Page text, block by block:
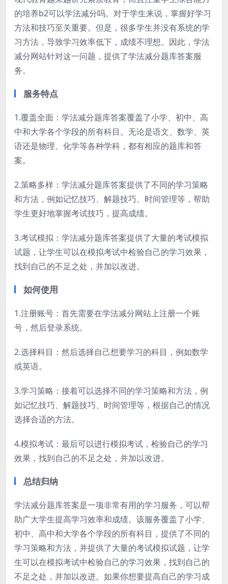
的培养b2可以学法减分吗。对于学生来说，掌握好学习
方法和技巧至关重要。但是，很多学生并没有系统的学
习方法，导致学习效率低下，成绩不理想。因此，学法
减分网站针对这一问题，提供了学法减分题库答案服
务。
服务特点
1.覆盖全面：学法减分题库答案覆盖了小学、初中、高
中和大学各个学段的所有科目。无论是语文、数学、英
语还是物理、化学等各种学科，都有相应的题库和答
案。
2.策略多样：学法减分题库答案提供了不同的学习策略
和方法，例如记忆技巧、解题技巧、时间管理等，帮助
学生更好地掌握考试技巧，提高成绩。
3.考试模拟：学法减分题库答案提供了大量的考试模拟
试题，让学生可以在模拟考试中检验自己的学习效果，
找到自己的不足之处，并加以改进。
如何使用
1.注册账号：首先需要在学法减分网站上注册一个账
号，然后登录系统。
2.选择科目：然后选择自己想要学习的科目，例如数学
或英语。
3.学习策略：接着可以选择不同的学习策略和方法，例
如记忆技巧、解题技巧、时间管理等，根据自己的情况
选择合适的方法。
4.模拟考试：最后可以进行模拟考试，检验自己的学习
效果，找到自己的不足之处，并加以改进。
总结归纳
学法减分题库答案是一项非常有用的学习服务，可以帮
助广大学生提高学习效率和成绩。该服务覆盖了小学、
初中、高中和大学各个学段的所有科目，提供了不同的
学习策略和方法，并提供了大量的考试模拟试题，让学
生可以在模拟考试中检验自己的学习效果，找到自己的
不足之处，并加以改进。如果你想要提高自己的学习成